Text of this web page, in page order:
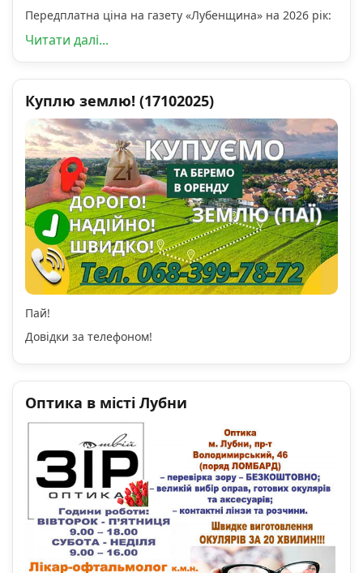
Передплатна ціна на газету «Лубенщина» на 2026 рік:
Читати далі...
Куплю землю! (17102025)
Пай!
Довідки за телефоном!
Оптика в місті Лубни